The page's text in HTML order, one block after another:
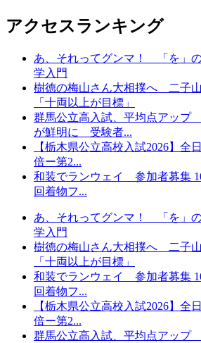
アクセスランキング
あ、それってグンマ！ 「を」
学入門
樹徳の梅山さん大相撲へ 二子
「十両以上が目標」
群馬公立高入試、平均点アップ
が鮮明に 受験者...
【栃木県公立高校入試2026】全
倍ー第2...
和装でランウェイ 参加者募集
回着物フ...
あ、それってグンマ！ 「を」
学入門
樹徳の梅山さん大相撲へ 二子
「十両以上が目標」
和装でランウェイ 参加者募集
回着物フ...
【栃木県公立高校入試2026】全
倍ー第2...
群馬公立高入試、平均点アップ